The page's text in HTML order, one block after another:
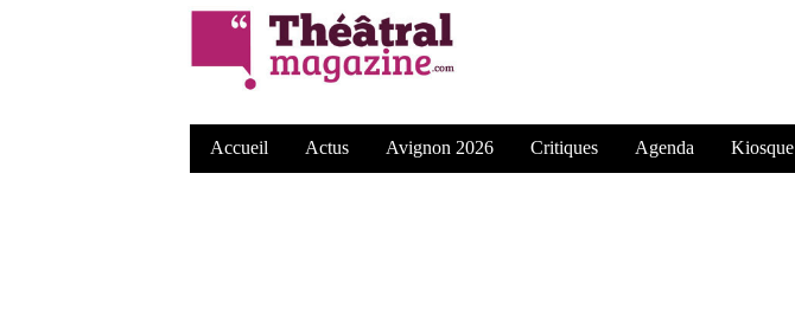
Accueil Actus Avignon 2026 Critiques Agenda Kiosque